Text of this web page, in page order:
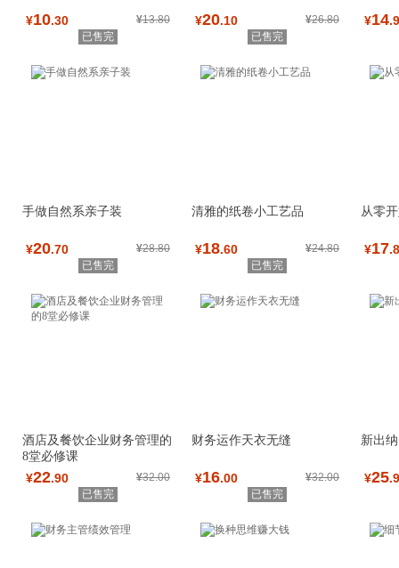
¥10.30 ¥13.80
已售完
¥20.10 ¥26.80
已售完
¥14
手做自然系亲子装
¥20.70 ¥28.80
已售完
清雅的纸卷小工艺品
¥18.60 ¥24.80
已售完
从零
¥17
酒店及餐饮企业财务管理的
8堂必修课
¥22.90 ¥32.00
已售完
财务运作天衣无缝
¥16.00 ¥32.00
已售完
新出
¥25